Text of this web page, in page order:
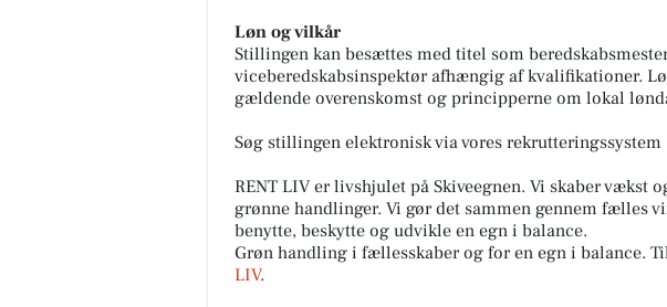
Løn og vilkår
Stillingen kan besættes med titel som
viceberedskabsinspektør afhængig af kvalifikationer.
gældende overenskomst og principperne om lokal
Søg stillingen elektronisk via vores rekrutteringssystem
RENT LIV er livshjulet på Skiveegnen. Vi skaber vækst
grønne handlinger. Vi gør det sammen gennem fælles
benytte, beskytte og udvikle en egn i balance.
Grøn handling i fællesskaber og for en egn i balance.
LIV.